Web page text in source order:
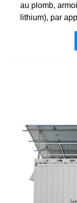
au plomb,
lithium), par